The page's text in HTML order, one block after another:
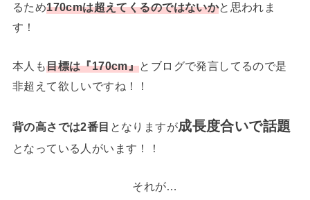
るため170cmは超えてくるのではないかと思われま
す！
本人も目標は『170cm』とブログで発言してるので是
非超えて欲しいですね！！
背の高さでは2番目 となりますが成長度合いで話題
となっている人がいます！！
それが…